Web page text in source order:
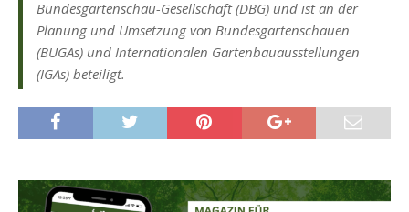
Bundesgartenschau-Gesellschaft (DBG) und ist an der
Planung und Umsetzung von Bundesgartenschauen
(BUGAs) und Internationalen Gartenbauausstellungen
(IGAs) beteiligt.